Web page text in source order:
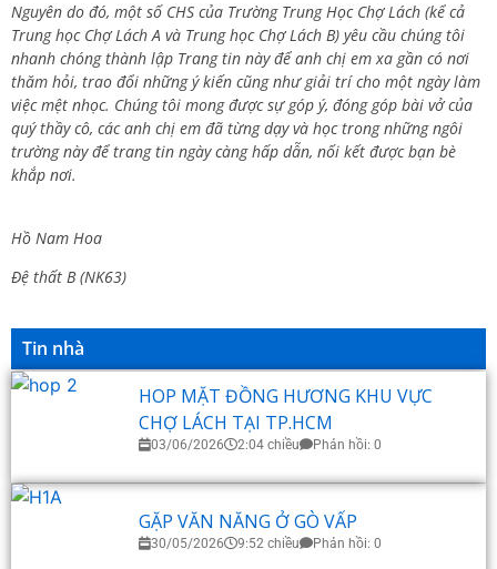
Nguyên do đó, một số CHS của Trường Trung Học Chợ Lách (kể cả
Trung học Chợ Lách A và Trung học Chợ Lách B) yêu cầu chúng tôi
nhanh chóng thành lập Trang tin này để anh chị em xa gần có nơi
thăm hỏi, trao đổi những ý kiến cũng như giải trí cho một ngày làm
việc mệt nhọc. Chúng tôi mong được sự góp ý, đóng góp bài vở của
quý thầy cô, các anh chị em đã từng dạy và học trong những ngôi
trường này để trang tin ngày càng hấp dẫn, nối kết được bạn bè
khắp nơi.
Hồ Nam Hoa
Đệ thất B (NK63)
Tin nhà
HOP MẶT ĐỒNG HƯƠNG KHU VỰC
CHỢ LÁCH TẠI TP.HCM
03/06/2026 2:04 chiều Phản hồi: 0
GẶP VĂN NĂNG Ở GÒ VẤP
30/05/2026 9:52 chiều Phản hồi: 0